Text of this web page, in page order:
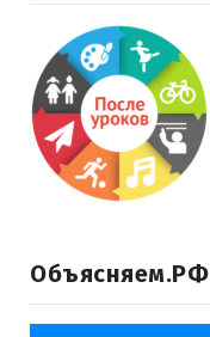
Объясняем.РФ